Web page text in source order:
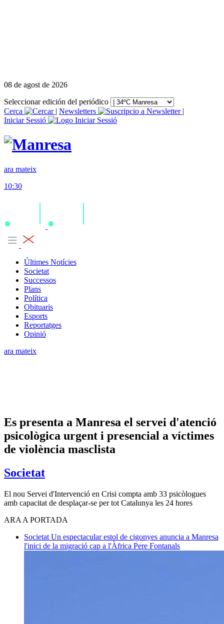
08 de agost de 2026
Seleccionar edición del periódico
Cerca
| Newsletters
|
Iniciar Sessió
ara mateix
10:30
Últimes Notícies
Societat
Successos
Plans
Política
Obituaris
Esports
Reportatges
Opinió
ara mateix
Es presenta a Manresa el servei d'atenció
psicològica urgent i presencial a víctimes
de violència masclista
Societat
El nou Servei d'Intervenció en Crisi compta amb 33 psicòlogues
amb capacitat de desplaçar-se per tot Catalunya les 24 hores
ARA A PORTADA
Societat Un espectacular estol de cigonyes anuncia a Manresa
l'inici de la migració cap a l'Àfrica Pere Fontanals